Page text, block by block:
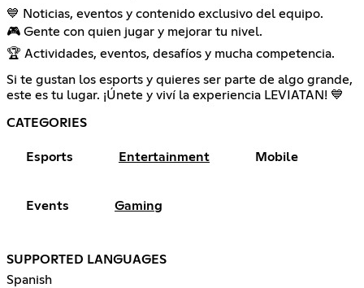
💙 Noticias, eventos y contenido exclusivo del equipo.
🎮 Gente con quien jugar y mejorar tu nivel.
🏆 Actividades, eventos, desafíos y mucha competencia.
Si te gustan los esports y quieres ser parte de algo grande,
este es tu lugar. ¡Únete y viví la experiencia LEVIATAN! 💙
CATEGORIES
Esports Entertainment Mobile
Events Gaming
SUPPORTED LANGUAGES
Spanish